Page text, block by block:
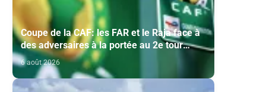
Coupe de la CAF: les FAR et le Raja face à
des adversaires à la portée au 2e tour
préliminaire
6 août 2026